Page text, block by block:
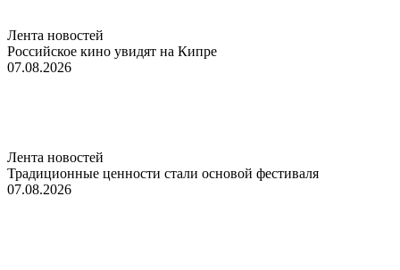
Лента новостей
Российское кино увидят на Кипре
07.08.2026
Лента новостей
Традиционные ценности стали основой фестиваля
07.08.2026